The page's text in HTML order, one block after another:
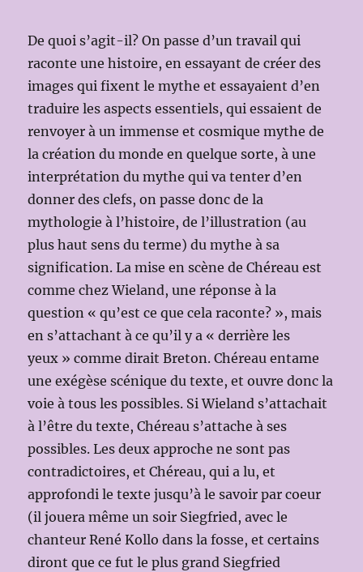
De quoi s’agit-il? On passe d’un travail qui
raconte une histoire, en essayant de créer des
images qui fixent le mythe et essayaient d’en
traduire les aspects essentiels, qui essaient de
renvoyer à un immense et cosmique mythe de
la création du monde en quelque sorte, à une
interprétation du mythe qui va tenter d’en
donner des clefs, on passe donc de la
mythologie à l’histoire, de l’illustration (au
plus haut sens du terme) du mythe à sa
signification. La mise en scène de Chéreau est
comme chez Wieland, une réponse à la
question « qu’est ce que cela raconte? », mais
en s’attachant à ce qu’il y a « derrière les
yeux » comme dirait Breton. Chéreau entame
une exégèse scénique du texte, et ouvre donc la
voie à tous les possibles. Si Wieland s’attachait
à l’être du texte, Chéreau s’attache à ses
possibles. Les deux approche ne sont pas
contradictoires, et Chéreau, qui a lu, et
approfondi le texte jusqu’à le savoir par coeur
(il jouera même un soir Siegfried, avec le
chanteur René Kollo dans la fosse, et certains
diront que ce fut le plus grand Siegfried